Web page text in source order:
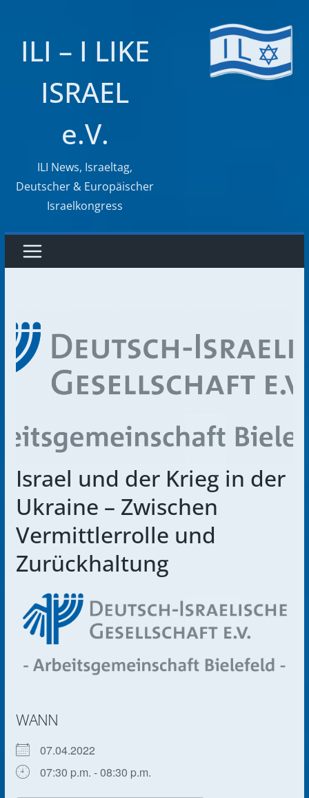
ILI – I LIKE
ISRAEL
e.V.
ILI News, Israeltag,
Deutscher & Europäischer
Israelkongress
Israel und der Krieg in der
Ukraine – Zwischen
Vermittlerrolle und
Zurückhaltung
WANN
07.04.2022
07:30 p.m. - 08:30 p.m.